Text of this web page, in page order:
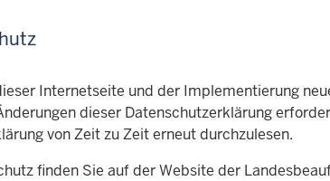
Internetseite und der Implementierung
dieser Datenschutzerklärung
von Zeit zu Zeit erneut durchzulesen.
finden Sie auf der Website der